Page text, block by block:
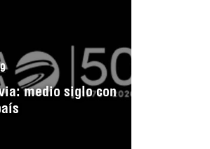
medio siglo con